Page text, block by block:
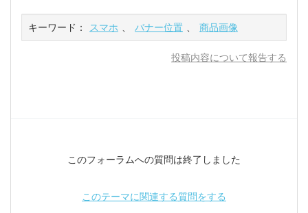
キーワード： スマホ 、 バナー位置 、 商品画像
投稿内容について報告する
このフォーラムへの質問は終了しました
このテーマに関連する質問をする